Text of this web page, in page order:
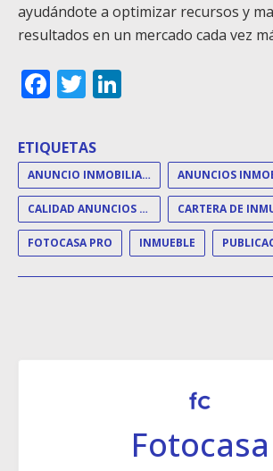
ayudándote a optimizar recursos y
resultados en un mercado cada vez
Facebook
Twitter
ETIQUETAS
ANUNCIO INMOBILIARIO
CALIDAD ANUNCIOS INMOBILIARIOS
FOTOCASA PRO INMUEBLE
Fotocasa